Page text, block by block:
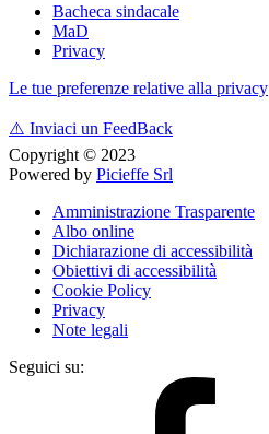
Bacheca sindacale
MaD
Privacy
Le tue preferenze relative alla privacy
⚠️ Inviaci un FeedBack
Copyright © 2023
Powered by Picieffe Srl
Amministrazione Trasparente
Albo online
Dichiarazione di accessibilità
Obiettivi di accessibilità
Cookie Policy
Privacy
Note legali
Seguici su: